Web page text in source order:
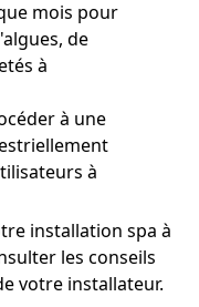
mois pour
de
à
à une
à
installation spa à
les conseils
votre installateur.